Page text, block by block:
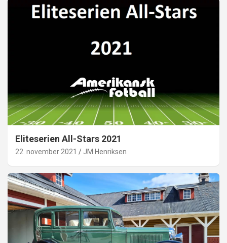
Eliteserien All-Stars 2021
22. november 2021 JM Henriksen